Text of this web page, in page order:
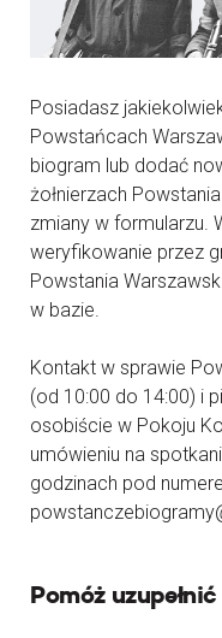
Posiadasz
Powstańcach
biogram lub dodać
żołnierzach
zmiany w formularzu.
weryfikowanie przez
Powstania
w bazie.
Kontakt w sprawie
(od 10:00 do 14:00) i
osobiście w Pokoju
umówieniu na
godzinach pod
Pomóż